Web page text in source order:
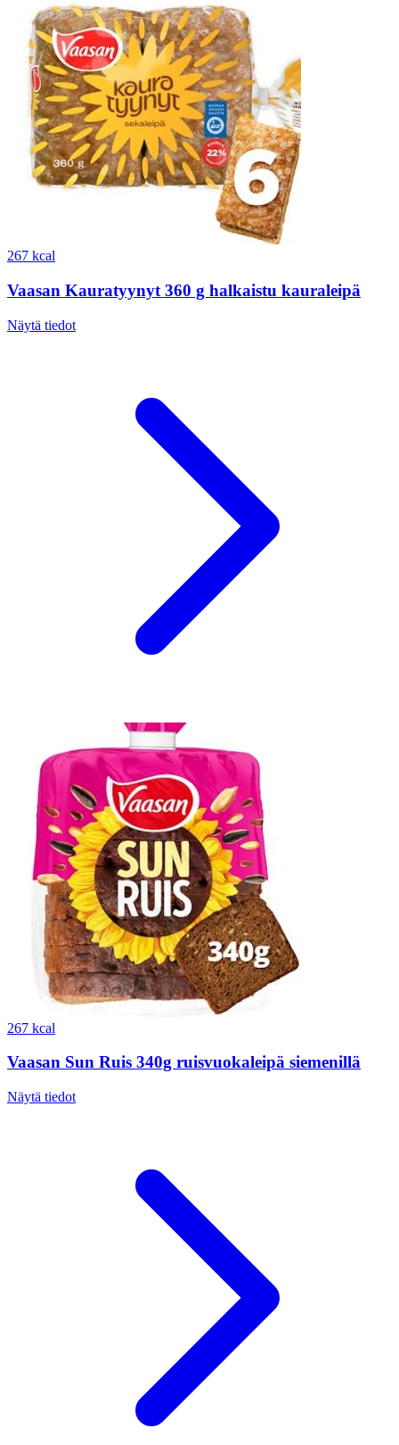
267 kcal
Vaasan Kauratyynyt 360 g halkaistu kauraleipä
Näytä tiedot
267 kcal
Vaasan Sun Ruis 340g ruisvuokaleipä siemenillä
Näytä tiedot